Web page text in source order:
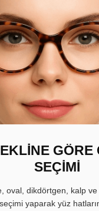
GÖRE
SEÇİMİ
oval, dikdörtgen, kalp
yaparak yüz